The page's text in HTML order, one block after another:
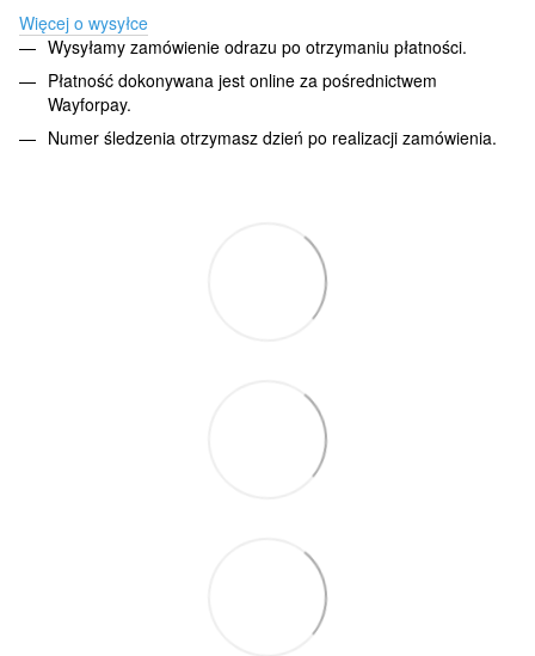
Więcej o wysyłce
Wysyłamy zamówienie odrazu po otrzymaniu płatności.
Płatność dokonywana jest online za pośrednictwem
Wayforpay.
Numer śledzenia otrzymasz dzień po realizacji zamówienia.